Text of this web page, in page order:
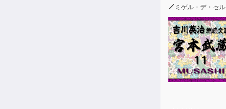
ミゲル・デ・セルバンテス